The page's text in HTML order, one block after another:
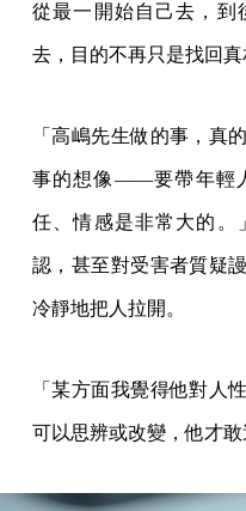
從最一開始自己去，到
去，目的不再只是找回真
「高嶋先生做的事，真
事的想像——要帶年輕
任、情感是非常大的。
認，甚至對受害者質疑
冷靜地把人拉開。
「某方面我覺得他對人
可以思辨或改變，他才敢